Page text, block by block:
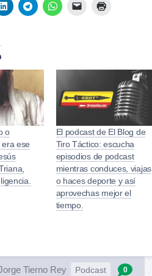
o
ese
El podcast de El Blog de
Tiro Táctico: escucha
episodios de podcast
mientras conduces, viajas
o haces deporte y así
aprovechas mejor el
tiempo.
Tierno Rey Podcast 0